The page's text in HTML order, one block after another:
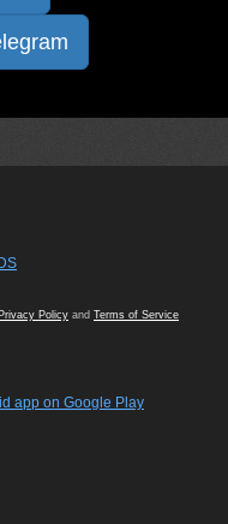
Privacy Policy and Terms of Service